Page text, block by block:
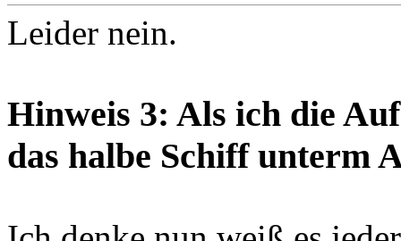
Leider nein.
Hinweis 3: Als ich die
das halbe Schiff unterm